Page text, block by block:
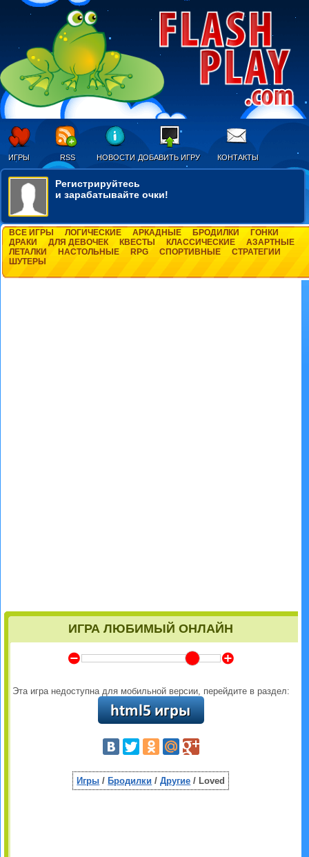
ИГРЫ RSS НОВОСТИ ДОБАВИТЬ ИГРУ КОНТАКТЫ
Регистрируйтесь
и зарабатывайте очки!
ВСЕ ИГРЫ ЛОГИЧЕСКИЕ АРКАДНЫЕ БРОДИЛКИ
ГОНКИ
ДРАКИ
ДЛЯ ДЕВОЧЕК КВЕСТЫ КЛАССИЧЕСКИЕ
АЗАРТНЫЕ
ЛЕТАЛКИ
НАСТОЛЬНЫЕ RPG СПОРТИВНЫЕ
СТРАТЕГИИ
ШУТЕРЫ
ИГРА ЛЮБИМЫЙ ОНЛАЙН
Y Z
Эта игра недоступна для мобильной версии, перейдите в раздел:
Игры / Бродилки /Другие / Loved